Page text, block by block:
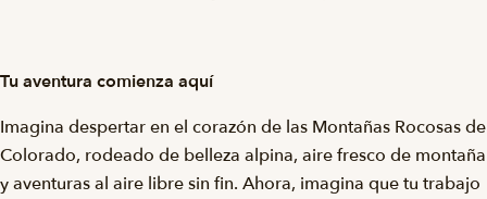
Tu aventura comienza aquí
Imagina despertar en el corazón de las Montañas Rocosas de
Colorado, rodeado de belleza alpina, aire fresco de montaña
y aventuras al aire libre sin fin. Ahora, imagina que tu trabajo